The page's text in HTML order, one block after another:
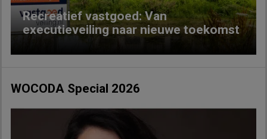
Recreatief vastgoed: Van
executieveiling naar nieuwe toekomst
WOCODA Special 2026